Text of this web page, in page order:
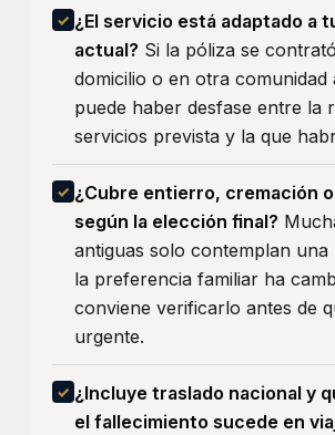
¿El servicio está adaptado a
actual? Si la póliza se
domicilio o en otra comunidad
puede haber desfase entre la
servicios prevista y la que
¿Cubre entierro, cremación
según la elección final?
antiguas solo contemplan una
la preferencia familiar ha
conviene verificarlo antes de
urgente.
¿Incluye traslado nacional y
el fallecimiento sucede en